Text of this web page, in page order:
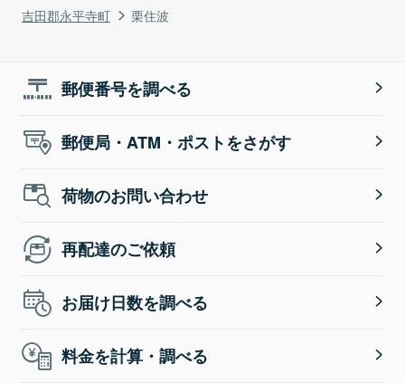
吉田郡永平寺町
栗住波
郵便番号を調べる
郵便局・ATM・ポストをさがす
荷物のお問い合わせ
再配達のご依頼
お届け日数を調べる
料金を計算・調べる